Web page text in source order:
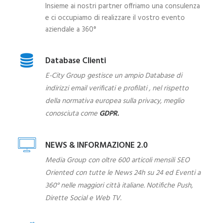
Insieme ai nostri partner offriamo una consulenza
e ci occupiamo di realizzare il vostro evento
aziendale a 360°
Database Clienti
E-City Group gestisce un ampio Database di
indirizzi email verificati e profilati , nel rispetto
della normativa europea sulla privacy, meglio
conosciuta comeGDPR.
NEWS & INFORMAZIONE 2.0
Media Group con oltre 600 articoli mensili SEO
Oriented con tutte le News 24h su 24 ed Eventi a
360° nelle maggiori città italiane. Notifiche Push,
Dirette Social e Web TV.